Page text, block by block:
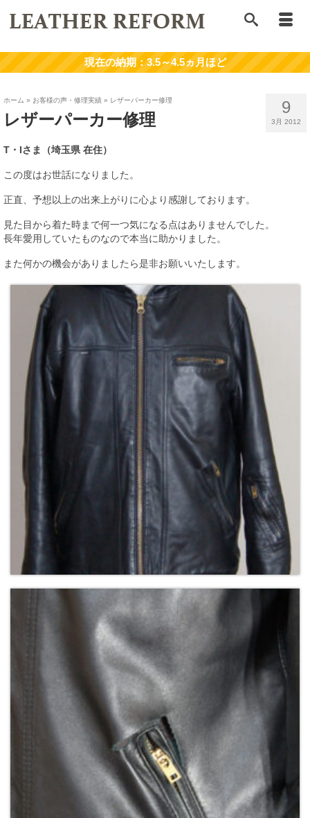
9
3月 2012
ホーム » お客様の声・修理実績 » レザーパーカー修理
レザーパーカー修理
T・Iさま（埼玉県 在住）
この度はお世話になりました。
正直、予想以上の出来上がりに心より感謝しております。
見た目から着た時まで何一つ気になる点はありませんでした。
長年愛用していたものなので本当に助かりました。
また何かの機会がありましたら是非お願いいたします。